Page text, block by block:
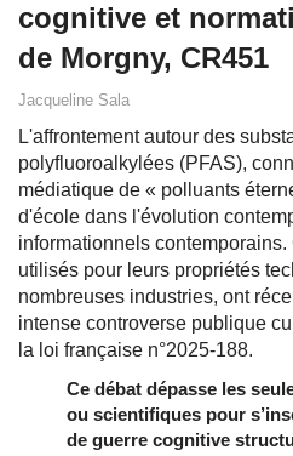
cognitive et
de Morgny, CR451
Jacqueline Sala
L'affrontement autour des
polyfluoroalkylées (PFAS),
médiatique de « polluants
d'école dans l'évolution
informationnels
utilisés pour leurs propriétés
nombreuses industries, ont
intense controverse publique
la loi française n°2025-188.
Ce débat dépasse les
ou scientifiques pour
de guerre cognitive